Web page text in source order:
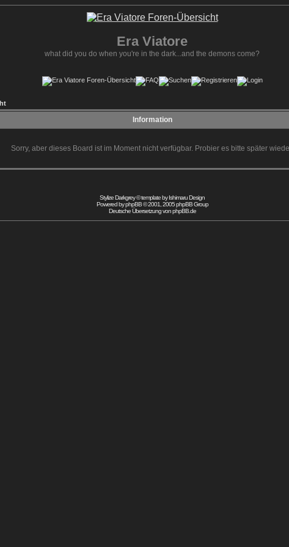
Era Viatore
what did you do when you're in the dark...and the demons come?
Information
Sorry, aber dieses Board ist im Moment nicht verfügbar. Probier es bitte später
Stylize Darkgrey © template byIshimaru Design
Powered byphpBB© 2001, 2005 phpBB Group
Deutsche Übersetzung vonphpBB.de